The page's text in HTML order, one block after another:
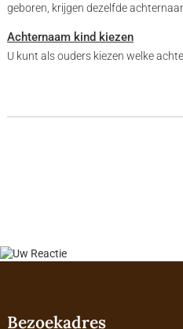
geboren, krijgen dezelfde
Achternaam kind kiezen
U kunt als ouders kiezen welke
Bezoekadres